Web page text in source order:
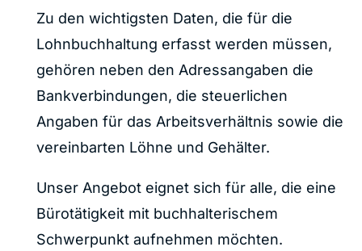
Zu den wichtigsten Daten, die für die
Lohnbuchhaltung erfasst werden müssen,
gehören neben den Adressangaben die
Bankverbindungen, die steuerlichen
Angaben für das Arbeitsverhältnis sowie die
vereinbarten Löhne und Gehälter.
Unser Angebot eignet sich für alle, die eine
Bürotätigkeit mit buchhalterischem
Schwerpunkt aufnehmen möchten.